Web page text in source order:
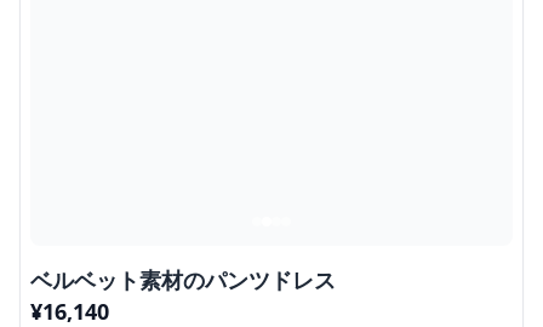
ベルベット素材のパンツドレス
¥16,140